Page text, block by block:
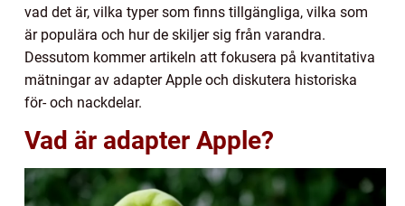
vad det är, vilka typer som finns tillgängliga, vilka som
är populära och hur de skiljer sig från varandra.
Dessutom kommer artikeln att fokusera på kvantitativa
mätningar av adapter Apple och diskutera historiska
för- och nackdelar.
Vad är adapter Apple?